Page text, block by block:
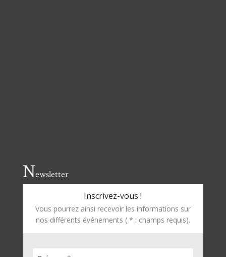
Newsletter
Inscrivez-vous !
Vous pourrez ainsi recevoir les informations sur
nos différents événements ( * : champs requis).